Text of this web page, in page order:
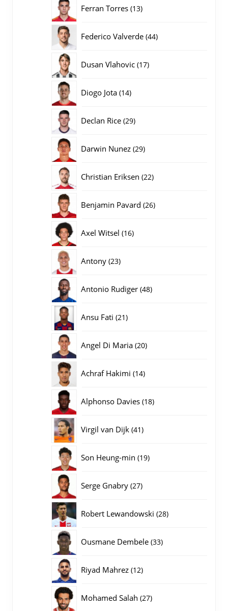
Ferran Torres 1313
Federico Valverde 4444
Dusan Vlahovic 1717
Diogo Jota 1414
Declan Rice 2929
Darwin Nunez 2929
Christian Eriksen 2222
Benjamin Pavard 2626
Axel Witsel 1616
Antony 2323
Antonio Rudiger 4848
Ansu Fati 2121
Angel Di Maria 2020
Achraf Hakimi 1414
Alphonso Davies 1818
Virgil van Dijk 4141
Son Heung-min 1919
Serge Gnabry 2727
Robert Lewandowski 2828
Ousmane Dembele 3333
Riyad Mahrez 1212
Mohamed Salah 2727